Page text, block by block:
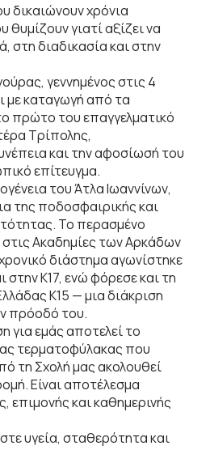
δικαιώνουν χρόνια
θυμίζουν γιατί αξίζει να
στη διαδικασία και στην
γεννημένος στις 4
με καταγωγή από τα
πρώτο του επαγγελματικό
Τρίπολης,
και την αφοσίωσή του
επίτευγμα.
του Άτλα Ιωαννίνων,
της ποδοσφαιρικής και
Το περασμένο
στις Ακαδημίες των Αρκάδων
διάστημα αγωνίστηκε
στην Κ17, ενώ φόρεσε και τη
Κ15 — μια διάκριση
πρόοδό του.
για εμάς αποτελεί το
τερματοφύλακας που
τη Σχολή μας ακολουθεί
Είναι αποτέλεσμα
και καθημερινής
υγεία, σταθερότητα και